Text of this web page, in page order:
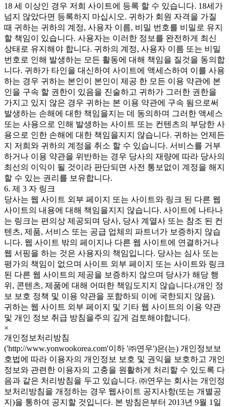
18 세 이상인 경우 저희 사이트에 등록 할 수 있습니다. 18세가
넘지 않았다면 등록하지 마십시오. 귀하가 회원 자격을 가질
때 귀하는 귀하의 계정, 사용자 이름, 비밀 번호를 비밀로 유지
할 책임이 있습니다. 사용자는 이러한 정보를 완전하게 최신
상태로 유지해야 합니다. 귀하의 계정, 사용자 이름 또는 비밀
번호로 인해 발생하는 모든 활동에 대해 책임을 질것을 동의합
니다. 귀하가 타인을 대신하여 사이트에 액세스하여 이를 사용
하는 경우 귀하는 본인이 본인이 제공 한 모든 이용 약관에 본
인을 구속 할 권한이 있음을 진술하고 귀하가 그러한 권한을
가지고 있지 않은 경우 귀하는 본 이용 약관에 구속 됨으로써
발생하는 손해에 대한 책임을지는 데 동의하며 그러한 액세스
또는 사용으로 인해 발생하는 사이트 또는 컨텐츠의 부당한 사
용으로 인한 손해에 대한 책임을지지 않습니다. 귀하는 언제든
지 저희와 귀하의 계정을 취소 할 수 있습니다. 서비스를 거부
하거나 이용 약관을 위반하는 경우 당사의 재량에 따라 당사의
최선의 이익이 될 것이라 판단되면 사전 통보없이 계정을 해지
할 수 있는 권리를 보유합니다.
6. 제 3 자 링크
당사는 웹 사이트 외부 페이지 또는 사이트와 링크 된 다른 웹
사이트의 내용에 대해 책임을지지 않습니다. 사이트에 나타나
는 링크는 편의상 제공되며 당사, 당사 계열사 또는 참조 된 컨
텐츠, 제품, 서비스 또는 공급 업체의 파트너가 보증하지 않습
니다. 웹 사이트 밖의 페이지나 다른 웹 사이트에 연결하거나
웹 서핑을 하는 것은 사용자의 책임입니다. 당사는 심사 또는
평가의 책임이 없으며 사이트 외부 페이지 또는 사이트와 링크
된 다른 웹 사이트의 제공을 보증하지 않으며 당사가 해당 행
위, 콘텐츠, 제품에 대해 어떠한 책임도지지 않습니다.(개인 정
보 보호 정책 및 이용 약관을 포함하되 이에 국한되지 않음).
귀하는 웹 사이트 외부 페이지 및 기타 웹 사이트의 이용 약관
및 개인 정보 취급 방침을주의 깊게 검토해야합니다.
×
개인정보처리방침
('http://www.yonwookorea.com'이하 '㈜연우')은(는) 개인정보보
호법에 따라 이용자의 개인정보 보호 및 권익을 보호하고 개인
정보와 관련한 이용자의 고충을 원활하게 처리할 수 있도록 다
음과 같은 처리방침을 두고 있습니다. ㈜연우는 회사는 개인정
보처리방침을 개정하는 경우 웹사이트 공지사항(또는 개별공
지)을 통하여 공지할 것입니다. 본 방침은부터 2013년 9월 1일